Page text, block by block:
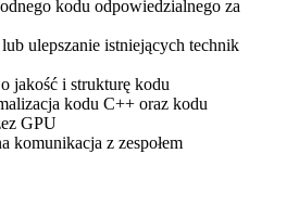
kodu odpowiedzialnego za
ulepszanie istniejących technik
jakość i strukturę kodu
kodu C++ oraz kodu
GPU
komunikacja z zespołem